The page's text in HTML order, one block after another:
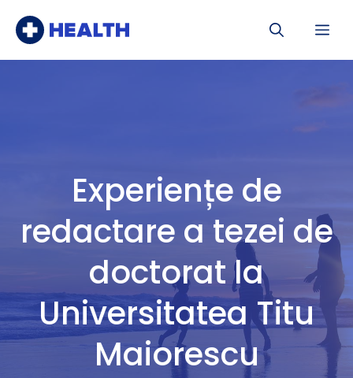
Experiențe de
redactare a tezei de
doctorat la
Universitatea Titu
Maiorescu